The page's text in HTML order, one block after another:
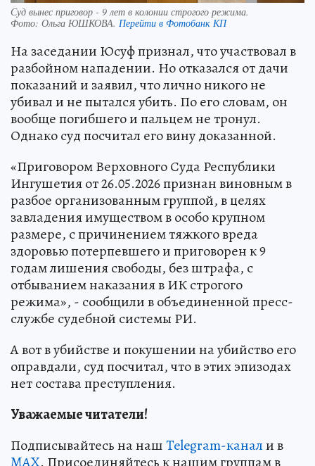
Суд вынес приговор - 9 лет в колонии строгого режима.
Фото: Ольга ЮШКОВА. Перейти в Фотобанк КП
На заседании Юсуф признал, что участвовал в
разбойном нападении. Но отказался от дачи
показаний и заявил, что лично никого не
убивал и не пытался убить. По его словам, он
вообще погибшего и пальцем не тронул.
Однако суд посчитал его вину доказанной.
«Приговором Верховного Суда Республики
Ингушетия от 26.05.2026 признан виновным в
разбое организованным группой, в целях
завладения имуществом в особо крупном
размере, с причинением тяжкого вреда
здоровью потерпевшего и приговорен к 9
годам лишения свободы, без штрафа, с
отбыванием наказания в ИК строгого
режима», - сообщили в объединенной пресс-
службе судебной системы РИ.
А вот в убийстве и покушении на убийство его
оправдали, суд посчитал, что в этих эпизодах
нет состава преступления.
Уважаемые читатели!
Подписывайтесь на нашTelegram-канали в